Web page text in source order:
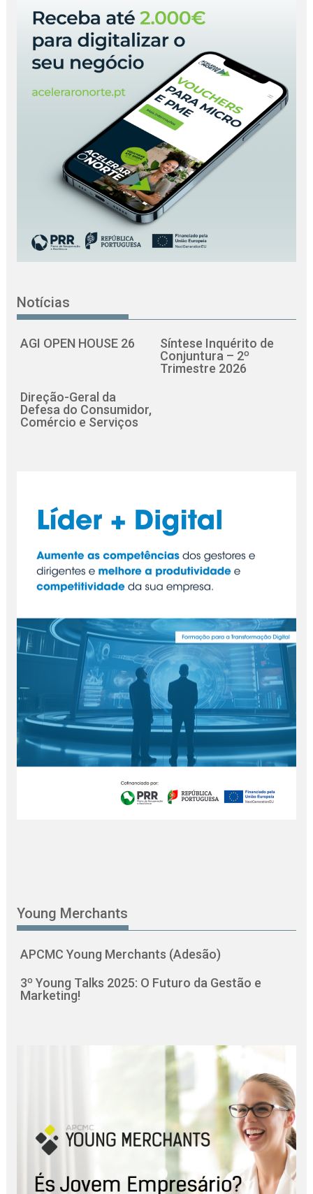
Notícias
AGI OPEN HOUSE 26
Síntese Inquérito de
Conjuntura – 2º
Trimestre 2026
Direção-Geral da
Defesa do Consumidor,
Comércio e Serviços
Young Merchants
APCMC Young Merchants (Adesão)
3º Young Talks 2025: O Futuro da Gestão e
Marketing!